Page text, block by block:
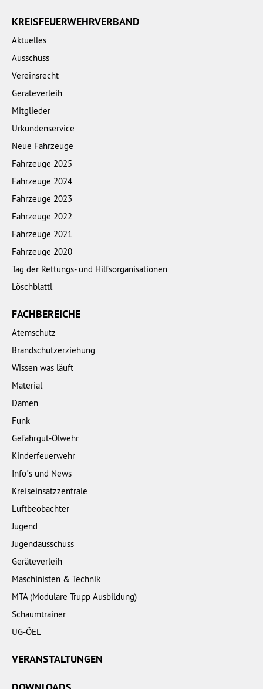
KREISFEUERWEHRVERBAND
Aktuelles
Ausschuss
Vereinsrecht
Geräteverleih
Mitglieder
Urkundenservice
Neue Fahrzeuge
Fahrzeuge 2025
Fahrzeuge 2024
Fahrzeuge 2023
Fahrzeuge 2022
Fahrzeuge 2021
Fahrzeuge 2020
Tag der Rettungs- und Hilfsorganisationen
Löschblattl
FACHBEREICHE
Atemschutz
Brandschutzerziehung
Wissen was läuft
Material
Damen
Funk
Gefahrgut-Ölwehr
Kinderfeuerwehr
Info´s und News
Kreiseinsatzzentrale
Luftbeobachter
Jugend
Jugendausschuss
Geräteverleih
Maschinisten & Technik
MTA (Modulare Trupp Ausbildung)
Schaumtrainer
UG-ÖEL
VERANSTALTUNGEN